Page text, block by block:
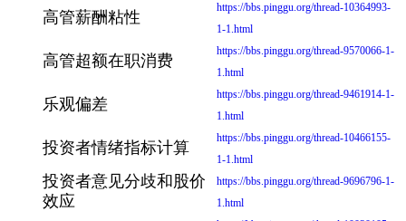
高管薪酬粘性
https://bbs.pinggu.org/thread-10364993-
1-1.html
高管超额在职消费
https://bbs.pinggu.org/thread-9570066-1-
1.html
乐观偏差
https://bbs.pinggu.org/thread-9461914-1-
1.html
投资者情绪指标计算
https://bbs.pinggu.org/thread-10466155-
1-1.html
投资者意见分歧和股价
效应
https://bbs.pinggu.org/thread-9696796-1-
1.html